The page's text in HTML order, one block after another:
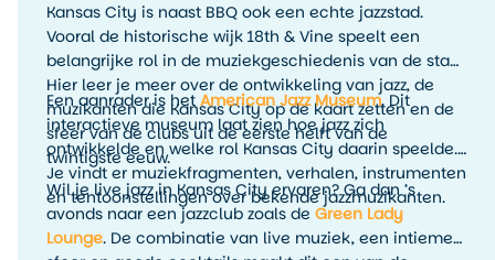
Kansas City is naast BBQ ook een echte jazzstad.
Vooral de historische wijk 18th & Vine speelt een
belangrijke rol in de muziekgeschiedenis van de stad.
Hier leer je meer over de ontwikkeling van jazz, de
muzikanten die Kansas City op de kaart zetten en de
sfeer van de clubs uit de eerste helft van de
twintigste eeuw.
Een aanrader is hetAmerican Jazz Museum. Dit
interactieve museum laat zien hoe jazz zich
ontwikkelde en welke rol Kansas City daarin speelde.
Je vindt er muziekfragmenten, verhalen, instrumenten
en tentoonstellingen over bekende jazzmuzikanten.
Wil je live jazz in Kansas City ervaren? Ga dan ’s
avonds naar een jazzclub zoals de Green Lady
Lounge. De combinatie van live muziek, een intieme